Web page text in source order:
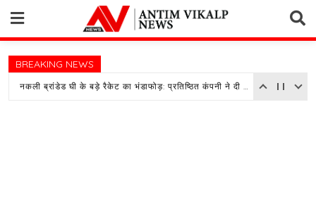
content
BREAKING NEWS
नकली ब्रांडेड घी के बड़े रैकेट का भंडाफोड़: प्रतिष्ठित कंपनी ने दी तहरीर, पुलिस जांच में जुटी